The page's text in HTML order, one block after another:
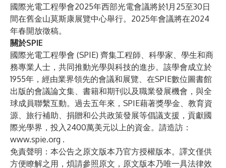
國際光電工程學會2025年西部光電會議將於1月25至30日
間在舊金山莫斯康展覽中心舉行。2025年會議將在2024
年春開放徵稿。
關於SPIE
國際光電工程學會 (SPIE) 齊集工程師、科學家、學生和商
務專業人士，共同推動光學與科技的進步。該學會成立於
1955年，經由業界領先的會議和展覽、在SPIE數位圖書館
出版的會議論文集、書籍和期刊以及職業發展機會，與全
球成員聯繫互動。過去五年來，SPIE藉著獎學金、教育資
源、旅行補助、捐贈和公共政策發展等倡議支援，貢獻國
際光學界，投入2400萬美元以上的資金。請造訪：
www.spie.org .
免責聲明：本公告之原文版本乃官方授權版本。譯文僅供
方便瞭解之用，煩請參照原文，原文版本乃唯一具法律效